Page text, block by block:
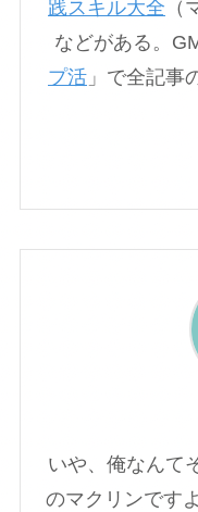
践スキル大全 （
などがある。
プ活 」で全記事
いや、俺なんて
のマクリンです